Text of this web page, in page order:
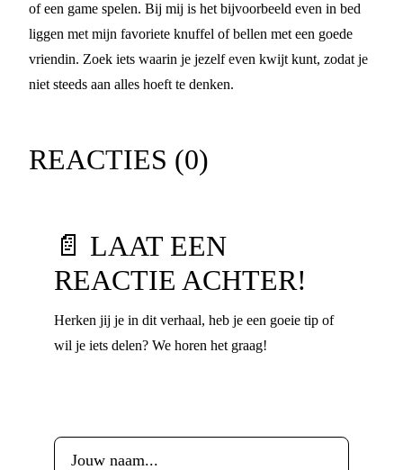
of een game spelen. Bij mij is het bijvoorbeeld even in bed
liggen met mijn favoriete knuffel of bellen met een goede
vriendin. Zoek iets waarin je jezelf even kwijt kunt, zodat je
niet steeds aan alles hoeft te denken.
REACTIES (0)
📄 LAAT EEN
REACTIE ACHTER!
Herken jij je in dit verhaal, heb je een goeie tip of
wil je iets delen? We horen het graag!